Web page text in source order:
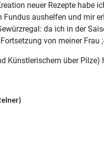
neuer Rezepte
Fundus aushelfen und mir
da ich in der
von meiner Frau
Künstlerischem über